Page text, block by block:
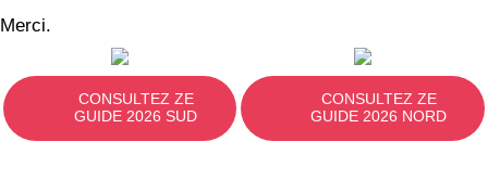
Merci.
CONSULTEZ ZE
GUIDE 2026 SUD
CONSULTEZ ZE
GUIDE 2026 NORD